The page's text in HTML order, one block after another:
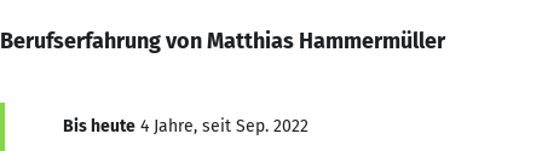
Berufserfahrung von Matthias Hammermüller
Bis heute 4 Jahre, seit Sep. 2022